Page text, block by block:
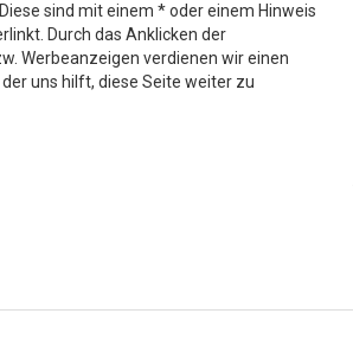
sind mit einem * oder einem Hinweis
Durch das Anklicken der
Werbeanzeigen verdienen wir einen
uns hilft, diese Seite weiter zu